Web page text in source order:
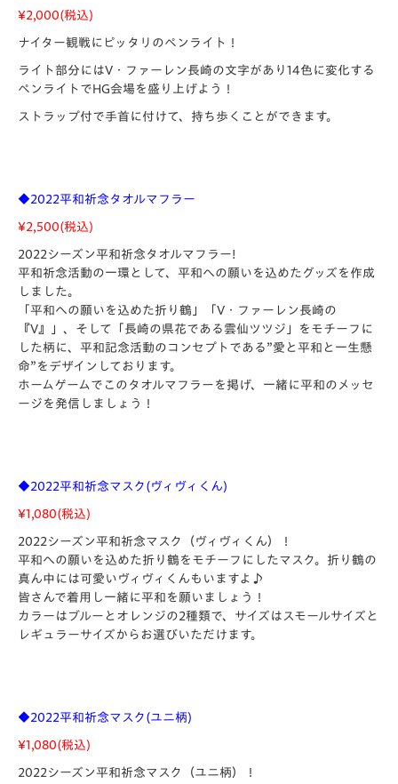
¥2,000(税込)
ナイター観戦にピッタリのペンライト！
ライト部分にはV・ファーレン長崎の文字があり14色に変化する
ペンライトでHG会場を盛り上げよう！
ストラップ付で手首に付けて、持ち歩くことができます。
◆2022平和祈念タオルマフラー
¥2,500(税込)
2022シーズン平和祈念タオルマフラー!
平和祈念活動の一環として、平和への願いを込めたグッズを作成
しました。
「平和への願いを込めた折り鶴」「V・ファーレン長崎の
『V』」、そして「長崎の県花である雲仙ツツジ」をモチーフに
した柄に、平和記念活動のコンセプトである”愛と平和と一生懸
命”をデザインしております。
ホームゲームでこのタオルマフラーを掲げ、一緒に平和のメッセ
ージを発信しましょう！
◆2022平和祈念マスク(ヴィヴィくん)
¥1,080(税込)
2022シーズン平和祈念マスク（ヴィヴィくん）！
平和への願いを込めた折り鶴をモチーフにしたマスク。折り鶴の
真ん中には可愛いヴィヴィくんもいますよ♪
皆さんで着用し一緒に平和を願いましょう！
カラーはブルーとオレンジの2種類で、サイズはスモールサイズと
レギュラーサイズからお選びいただけます。
◆2022平和祈念マスク(ユニ柄)
¥1,080(税込)
2022シーズン平和祈念マスク（ユニ柄）！